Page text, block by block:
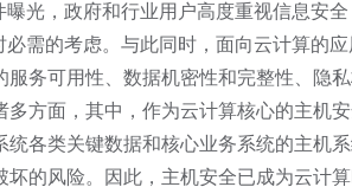
曝光，政府和行业用户高度重视信息安
需的考虑。与此同时，面向云计算的
服务可用性、数据机密性和完整性、隐
方面，其中，作为云计算核心的主机安
统各类关键数据和核心业务系统的主机
坏的风险。因此，主机安全已成为云计